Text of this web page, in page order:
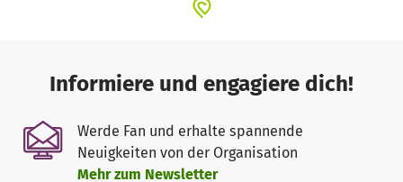
Je nach Bedarf und Wunsch können die Gäste im Ariadni
Wir konzentrieren uns auch auf das Upcycling von
gebrauchter Kleidung und der Herstellung dringend
benötigter Kleidung wie langer Röcke, warmer Hosen,
Mützen und Schals und vielem mehr.
Dies kann für den Eigenbedarf der Gäste oder zur
Informiere und engagiere dich!
Werde Fan und erhalte spannende
Neuigkeiten von der Organisation
Mehr zum Newsletter